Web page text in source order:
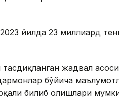
йилда 23 миллиард
жадвал
бўйича
билиб олишлари